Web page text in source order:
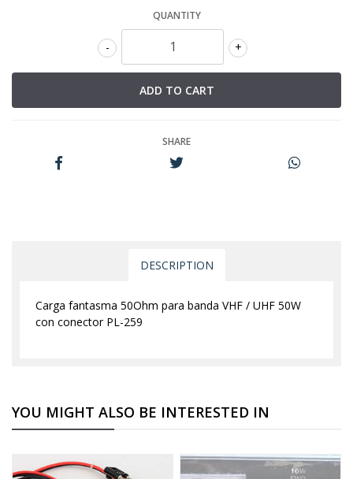
QUANTITY
+
-
SHARE
DESCRIPTION
Carga fantasma 50Ohm para banda VHF / UHF 50W
con conector PL-259
YOU MIGHT ALSO BE INTERESTED IN